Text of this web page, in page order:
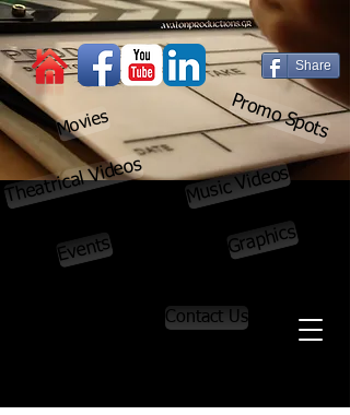
Movies
Share
Promo Spots
Contact Us
Theatrical Videos Music Videos
Events Graphics